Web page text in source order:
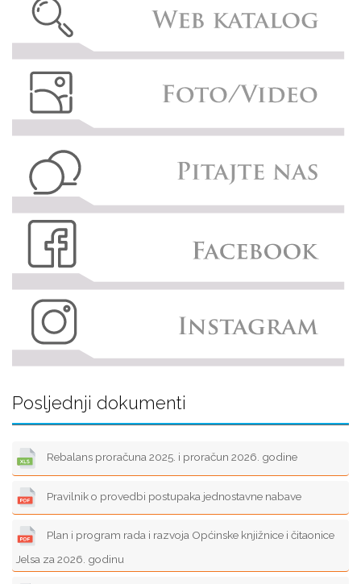
Posljednji dokumenti
Rebalans proračuna 2025. i proračun 2026. godine
Pravilnik o provedbi postupaka jednostavne nabave
Plan i program rada i razvoja Općinske knjižnice i čitaonice
Jelsa za 2026. godinu